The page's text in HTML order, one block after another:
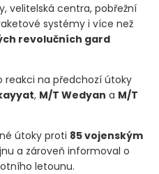
velitelská centra, pobřežní
systémy i více než
revolučních gard
reakci na předchozí útoky
, M/T Wedyan a M/T
útoky proti 85 vojenským
a zároveň informoval o
letounu.